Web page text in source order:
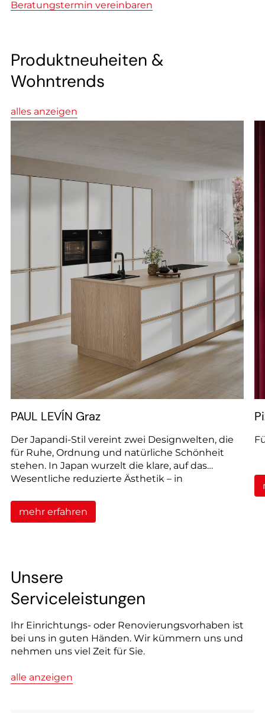
--
--
Beratungstermin vereinbaren
Produktneuheiten &
Wohntrends
alles anzeigen
PAUL LEVÍN Graz
Der Japandi-Stil vereint zwei Designwelten, die
für Ruhe, Ordnung und natürliche Schönheit
stehen. In Japan wurzelt die klare, auf das
Wesentliche reduzierte Ästhetik – in
Behaglichkeit.
mehr erfahren
Unsere
Serviceleistungen
Ihr Einrichtungs- oder Renovierungsvorhaben ist
bei uns in guten Händen. Wir kümmern uns und
nehmen uns viel Zeit für Sie.
alle anzeigen